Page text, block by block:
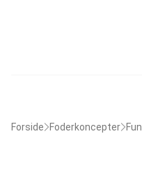
Forside Foderkoncepter